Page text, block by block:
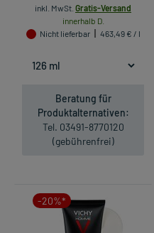
inkl. MwSt. Gratis-Versand
innerhalb D.
Nicht lieferbar
463,49 € / l
Beratung für
Produktalternativen:
Tel. 03491-8770120
(gebührenfrei)
-20%*